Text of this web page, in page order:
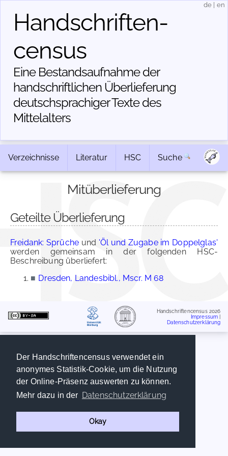
Der Handschriftencensus verwendet ein
anonymes Statistik-Cookie, um die Nutzung
der Online-Präsenz auswerten zu können.
Mehr dazu in der Datenschutzerklärung
Okay
Handschriften­
census
Eine Bestandsaufnahme der
handschriftlichen Über­lieferung
deutschsprachiger Texte des
Mittelalters
de en
Verzeichnisse Literatur HSC Suche
Mitüberlieferung
Geteilte Überlieferung
Freidank: Sprüche und 'Öl und Zugabe im Doppelglas'
werden gemeinsam in der folgenden HSC-
Beschreibung überliefert:
■ Dresden, Landesbibl., Mscr. M 68
Handschriftencensus 2026
Impressum
Datenschutzerklärung